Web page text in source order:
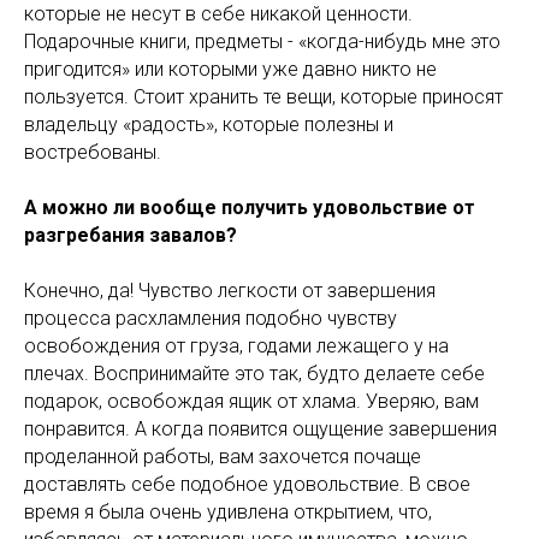
которые не несут в себе никакой ценности.
Подарочные книги, предметы - «когда-нибудь мне это
пригодится» или которыми уже давно никто не
пользуется. Стоит хранить те вещи, которые приносят
владельцу «радость», которые полезны и
востребованы.
А можно ли вообще получить удовольствие от
разгребания завалов?
Конечно, да! Чувство легкости от завершения
процесса расхламления подобно чувству
освобождения от груза, годами лежащего у на
плечах. Воспринимайте это так, будто делаете себе
подарок, освобождая ящик от хлама. Уверяю, вам
понравится. А когда появится ощущение завершения
проделанной работы, вам захочется почаще
доставлять себе подобное удовольствие. В свое
время я была очень удивлена открытием, что,